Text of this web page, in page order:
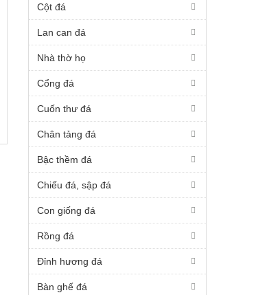
Cột đá
Lan can đá
Nhà thờ họ
Cổng đá
Cuốn thư đá
Chân tảng đá
Bậc thềm đá
Chiếu đá, sập đá
Con giống đá
Rồng đá
Đỉnh hương đá
Bàn ghế đá